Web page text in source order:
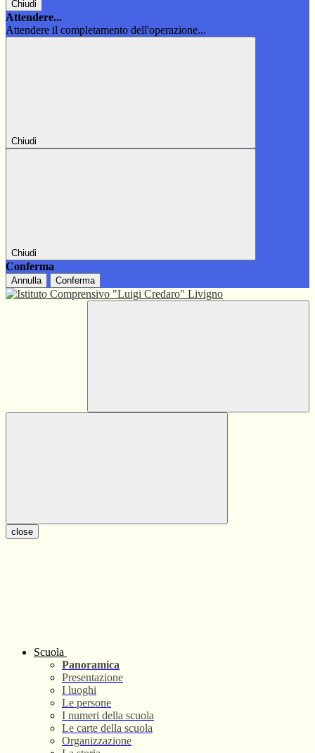
Chiudi
Attendere...
Attendere il completamento dell'operazione...
Chiudi
Chiudi
Conferma
Annulla Conferma
close
Scuola
Panoramica
Presentazione
I luoghi
Le persone
I numeri della scuola
Le carte della scuola
Organizzazione